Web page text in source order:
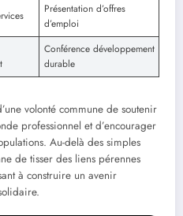
Présentation d’offres
d’emploi
Conférence développement
durable
volonté commune de soutenir
professionnel et d’encourager
Au-delà des simples
de tisser des liens pérennes
à construire un avenir